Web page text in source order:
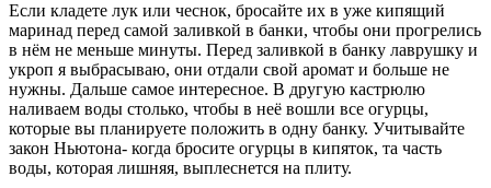
Если кладете лук или чеснок, бросайте их в уже кипящий
маринад перед самой заливкой в банки, чтобы они прогрелись
в нём не меньше минуты. Перед заливкой в банку лаврушку и
укроп я выбрасываю, они отдали свой аромат и больше не
нужны. Дальше самое интересное. В другую кастрюлю
наливаем воды столько, чтобы в неё вошли все огурцы,
которые вы планируете положить в одну банку. Учитывайте
закон Ньютона- когда бросите огурцы в кипяток, та часть
воды, которая лишняя, выплеснется на плиту.